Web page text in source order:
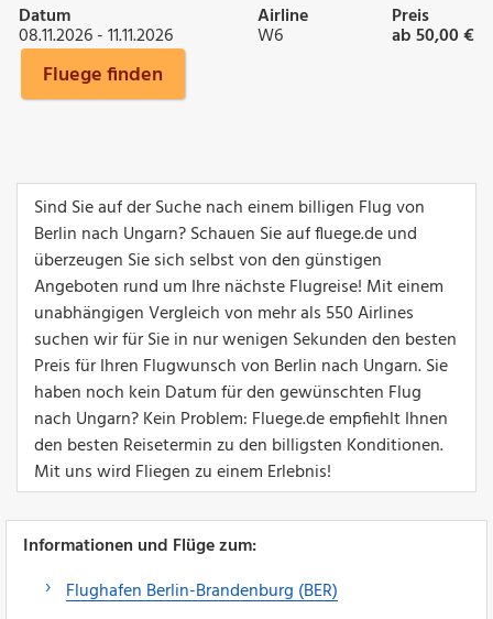
Datum
08.11.2026 - 11.11.2026
Airline
W6
Preis
ab 50,00 €
Fluege finden
Sind Sie auf der Suche nach einem billigen Flug von
Berlin nach Ungarn? Schauen Sie auf fluege.de und
überzeugen Sie sich selbst von den günstigen
Angeboten rund um Ihre nächste Flugreise! Mit einem
unabhängigen Vergleich von mehr als 550 Airlines
suchen wir für Sie in nur wenigen Sekunden den besten
Preis für Ihren Flugwunsch von Berlin nach Ungarn. Sie
haben noch kein Datum für den gewünschten Flug
nach Ungarn? Kein Problem: Fluege.de empfiehlt Ihnen
den besten Reisetermin zu den billigsten Konditionen.
Mit uns wird Fliegen zu einem Erlebnis!
Informationen und Flüge zum:
Flughafen Berlin-Brandenburg (BER)